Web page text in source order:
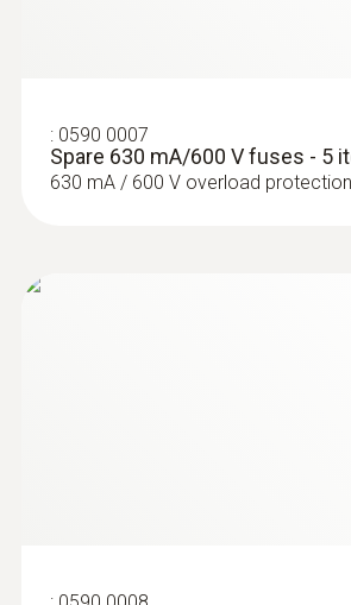
: 0590 0007
Spare 630 mA/600 V fuses - 5
630 mA / 600 V overload protection